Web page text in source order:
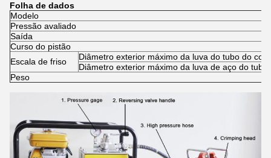
Folha de dados
Modelo
Pressão avaliado
Saída
Curso do pistão
Escala de friso
Diâmetro exterior máximo da luva do tubo do
Diâmetro exterior máximo da luva de aço do tubo
Peso